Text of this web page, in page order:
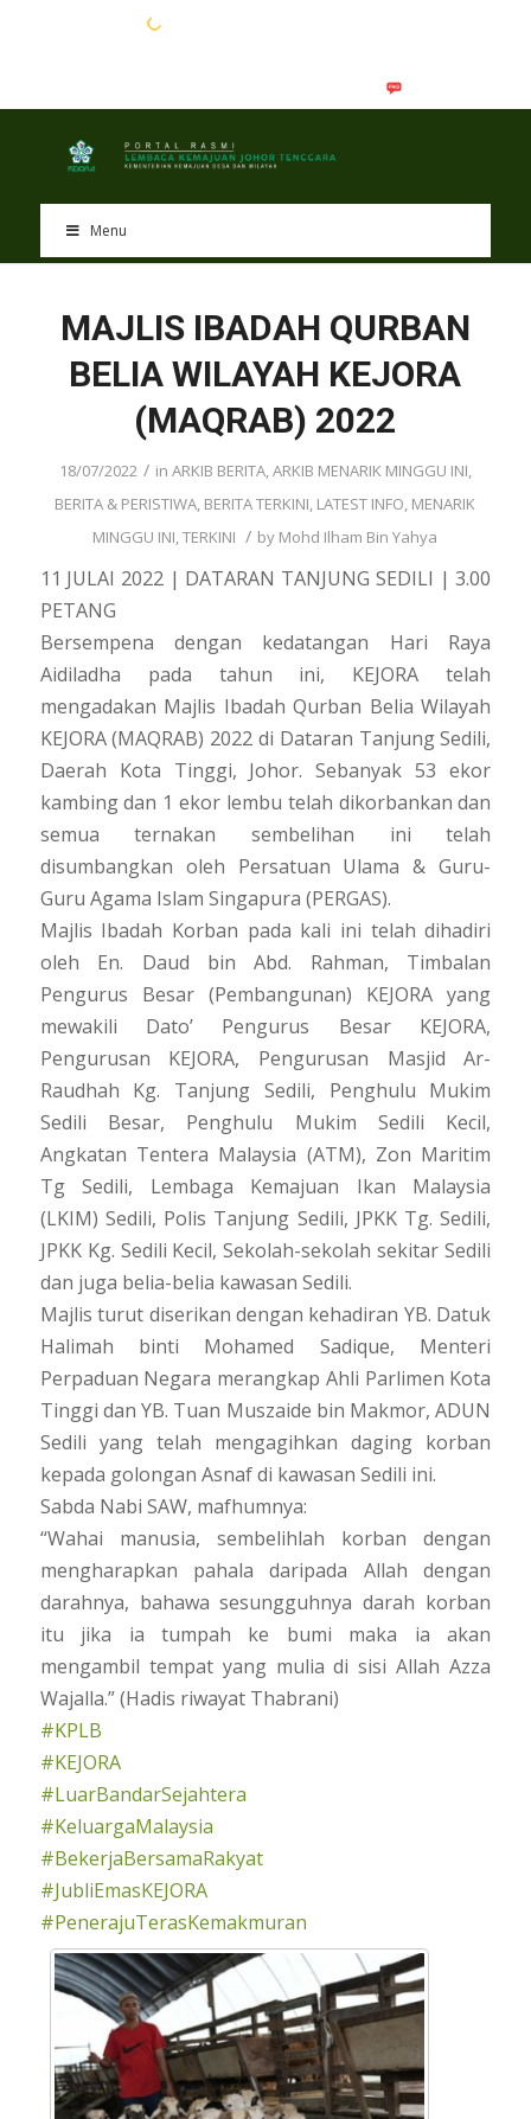
Menu
MAJLIS IBADAH QURBAN
BELIA WILAYAH KEJORA
(MAQRAB) 2022
18/07/2022 / in ARKIB BERITA,ARKIB MENARIK MINGGU INI,
BERITA & PERISTIWA, BERITA TERKINI, LATEST INFO, MENARIK
MINGGU INI,TERKINI / by Mohd Ilham Bin Yahya
11 JULAI 2022 | DATARAN TANJUNG SEDILI | 3.00
PETANG
Bersempena dengan kedatangan Hari Raya
Aidiladha pada tahun ini, KEJORA telah
mengadakan Majlis Ibadah Qurban Belia Wilayah
KEJORA (MAQRAB) 2022 di Dataran Tanjung Sedili,
Daerah Kota Tinggi, Johor. Sebanyak 53 ekor
kambing dan 1 ekor lembu telah dikorbankan dan
semua ternakan sembelihan ini telah
disumbangkan oleh Persatuan Ulama & Guru-
Guru Agama Islam Singapura (PERGAS).
Majlis Ibadah Korban pada kali ini telah dihadiri
oleh En. Daud bin Abd. Rahman, Timbalan
Pengurus Besar (Pembangunan) KEJORA yang
mewakili Dato’ Pengurus Besar KEJORA,
Pengurusan KEJORA, Pengurusan Masjid Ar-
Raudhah Kg. Tanjung Sedili, Penghulu Mukim
Sedili Besar, Penghulu Mukim Sedili Kecil,
Angkatan Tentera Malaysia (ATM), Zon Maritim
Tg Sedili, Lembaga Kemajuan Ikan Malaysia
(LKIM) Sedili, Polis Tanjung Sedili, JPKK Tg. Sedili,
JPKK Kg. Sedili Kecil, Sekolah-sekolah sekitar Sedili
dan juga belia-belia kawasan Sedili.
Majlis turut diserikan dengan kehadiran YB. Datuk
Halimah binti Mohamed Sadique, Menteri
Perpaduan Negara merangkap Ahli Parlimen Kota
Tinggi dan YB. Tuan Muszaide bin Makmor, ADUN
Sedili yang telah mengagihkan daging korban
kepada golongan Asnaf di kawasan Sedili ini.
Sabda Nabi SAW, mafhumnya:
“Wahai manusia, sembelihlah korban dengan
mengharapkan pahala daripada Allah dengan
darahnya, bahawa sesungguhnya darah korban
itu jika ia tumpah ke bumi maka ia akan
mengambil tempat yang mulia di sisi Allah Azza
Wajalla.” (Hadis riwayat Thabrani)
#KPLB
#KEJORA
#LuarBandarSejahtera
#KeluargaMalaysia
#BekerjaBersamaRakyat
#JubliEmasKEJORA
#PenerajuTerasKemakmuran